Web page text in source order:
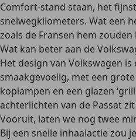
Comfort-stand staan, het
snelwegkilometers. Wat een
zoals de Fransen hem
Wat kan beter aan de
Het design van Volkswagen
smaakgevoelig, met een
koplampen en een glazen
achterlichten van de Passat
Vooruit, laten we nog twee
Bij een snelle inhaalactie zou